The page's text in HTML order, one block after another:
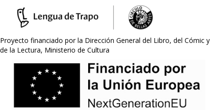
Proyecto financiado por la Dirección General del Libro, del Cómic y
de la Lectura, Ministerio de Cultura